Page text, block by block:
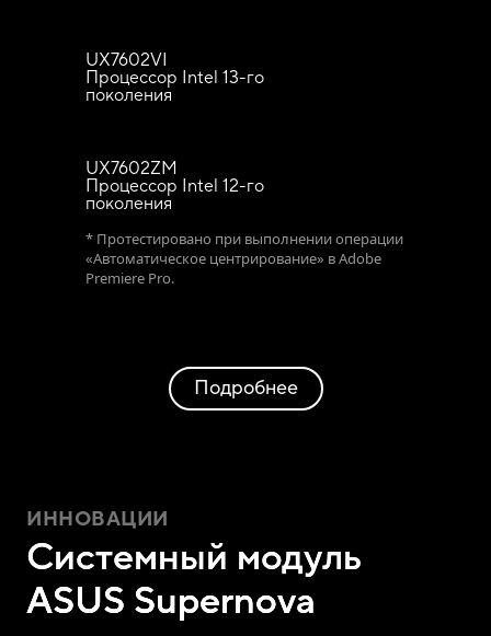
UX7602VI
Процессор Intel 13-го
поколения
UX7602ZM
Процессор Intel 12-го
поколения
* Протестировано при выполнении операции
«Автоматическое центрирование» в Adobe
Premiere Pro.
Подробнее
ИННОВАЦИИ
Системный модуль
ASUS Supernova